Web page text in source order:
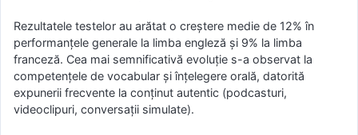
Rezultatele testelor au arătat o creștere medie de 12% în
performanțele generale la limba engleză și 9% la limba
franceză. Cea mai semnificativă evoluție s-a observat la
competențele de vocabular și înțelegere orală, datorită
expunerii frecvente la conținut autentic (podcasturi,
videoclipuri, conversații simulate).